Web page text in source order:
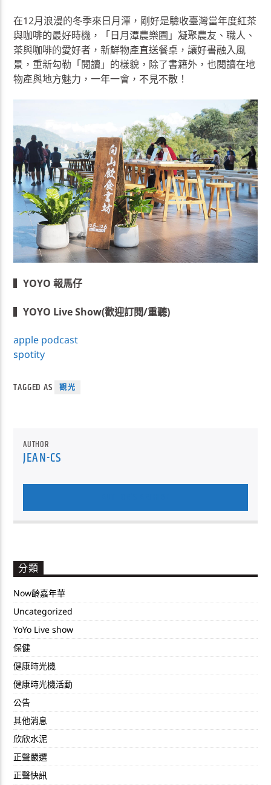
在12月浪漫的冬季來日月潭，剛好是驗收臺灣當年度紅茶
與咖啡的最好時機，「日月潭農樂園」凝聚農友、職人、
茶與咖啡的愛好者，新鮮物產直送餐桌，讓好書融入風
景，重新勾勒「閱讀」的樣貌，除了書籍外，也閱讀在地
物產與地方魅力，一年一會，不見不散！
▍YOYO 報馬仔
▍YOYO Live Show(歡迎訂閱/重聽)
apple podcast
spotity
TAGGED AS 觀光
AUTHOR
JEAN-CS
分類
Now齡嘉年華
Uncategorized
YoYo Live show
保健
健康時光機
健康時光機活動
公告
其他消息
欣欣水泥
正聲嚴選
正聲快訊